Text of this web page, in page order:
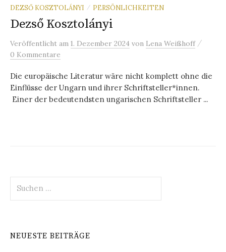
DEZSŐ KOSZTOLÁNYI / PERSÖNLICHKEITEN
Dezső Kosztolányi
Veröffentlicht am 1. Dezember 2024 von Lena Weißhoff /
0 Kommentare
Die europäische Literatur wäre nicht komplett ohne die
Einflüsse der Ungarn und ihrer Schriftsteller*innen.
Einer der bedeutendsten ungarischen Schriftsteller ...
nach:
NEUESTE BEITRÄGE